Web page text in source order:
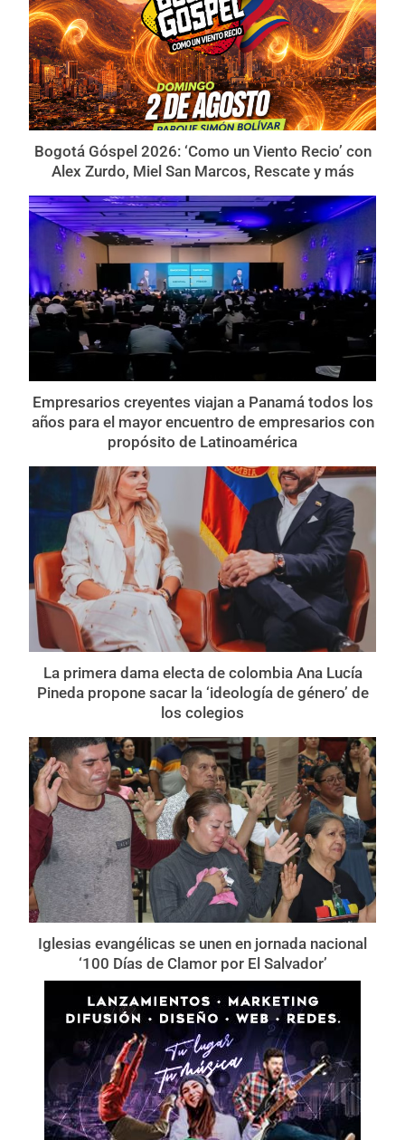
Bogotá Góspel 2026: ‘Como un Viento Recio’ con
Alex Zurdo, Miel San Marcos, Rescate y más
Empresarios creyentes viajan a Panamá todos los
años para el mayor encuentro de empresarios con
propósito de Latinoamérica
La primera dama electa de colombia Ana Lucía
Pineda propone sacar la ‘ideología de género’ de
los colegios
Iglesias evangélicas se unen en jornada nacional
‘100 Días de Clamor por El Salvador’